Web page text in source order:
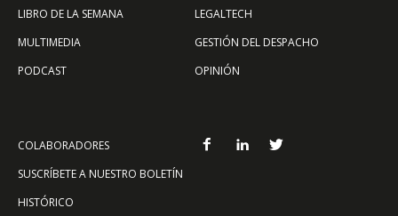
LIBRO DE LA SEMANA
MULTIMEDIA
PODCAST
LEGALTECH
GESTIÓN DEL DESPACHO
OPINIÓN
COLABORADORES
SUSCRÍBETE A NUESTRO BOLETÍN
HISTÓRICO